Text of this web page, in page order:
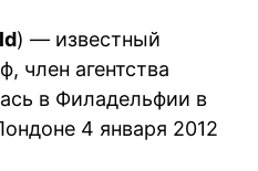
) — известный
член агентства
в Филадельфии в
4 января 2012